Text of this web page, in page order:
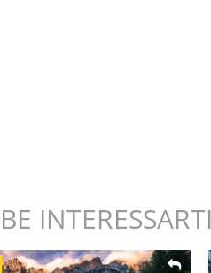
INTERESSARTI